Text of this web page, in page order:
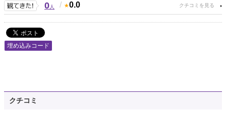
0人 / 0.0
埋め込みコード
クチコミ